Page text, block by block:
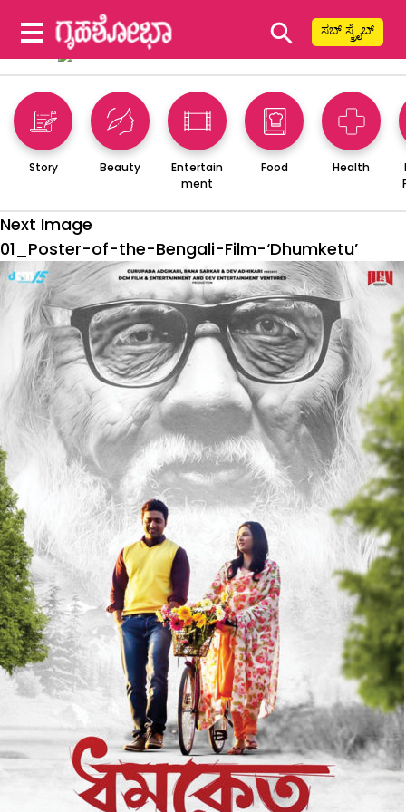
⚲ ಸಬ್ ಸ್ಕ್ರೈಬ್
Story Beauty
Entertain
ment
Food Health
Next Image
01_Poster-of-the-Bengali-Film-‘Dhumketu’